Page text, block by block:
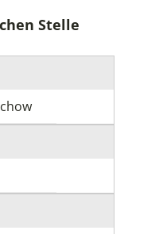
Stelle